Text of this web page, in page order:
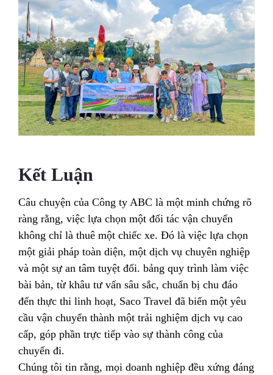
Kết Luận
Câu chuyện của Công ty ABC là một minh chứng rõ
ràng rằng, việc lựa chọn một đối tác vận chuyển
không chỉ là thuê một chiếc xe. Đó là việc lựa chọn
một giải pháp toàn diện, một dịch vụ chuyên nghiệp
và một sự an tâm tuyệt đối. bảng quy trình làm việc
bài bản, từ khâu tư vấn sâu sắc, chuẩn bị chu đáo
đến thực thi linh hoạt, Saco Travel đã biến một yêu
cầu vận chuyển thành một trải nghiệm dịch vụ cao
cấp, góp phần trực tiếp vào sự thành công của
chuyến đi.
Chúng tôi tin rằng, mọi doanh nghiệp đều xứng đáng